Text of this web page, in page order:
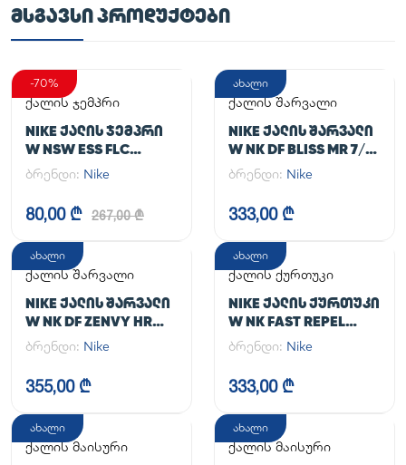
ᲛᲡᲒᲐᲕᲡᲘ ᲞᲠᲝᲓᲣᲥᲢᲔᲑᲘ
-70%
ქალის ჯემპრი
NIKE ᲥᲐᲚᲘᲡ ᲯᲔᲛᲞᲠᲘ
W NSW ESS FLC
HOODIE CLCTN RE
ბრენდი: Nike
80,00 ₾ 267,00 ₾
ახალი
ქალის შარვალი
NIKE ᲥᲐᲚᲘᲡ ᲨᲐᲠᲕᲐᲚᲘ
W NK DF BLISS MR 7/8
JOGGER
ბრენდი: Nike
333,00 ₾
ახალი
ქალის შარვალი
NIKE ᲥᲐᲚᲘᲡ ᲨᲐᲠᲕᲐᲚᲘ
W NK DF ZENVY HR
TGHT
ბრენდი: Nike
355,00 ₾
ახალი
ქალის ქურთუკი
NIKE ᲥᲐᲚᲘᲡ ᲥᲣᲠᲗᲣᲙᲘ
W NK FAST REPEL
JACKET
ბრენდი: Nike
333,00 ₾
ახალი
ქალის მაისური
ახალი
ქალის მაისური